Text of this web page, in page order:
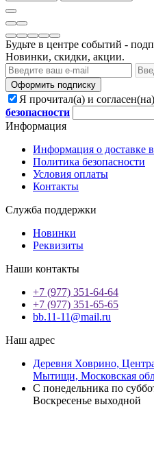
Будьте в центре событий -
Новинки, скидки, акции.
Оформить подписку
Я прочитал(а) и
безопасности
Информация
Информация о доставке
Политика безопасности
Условия оплаты
Контакты
Служба поддержки
Новинки
Реквизиты
Наши контакты
+7 (977) 351-64-64
+7 (977) 351-65-65
bb.11-11@mail.ru
Наш адрес
Деревня Ховрино,
Мытищи, Московская
С понедельника по
Воскресенье выходной